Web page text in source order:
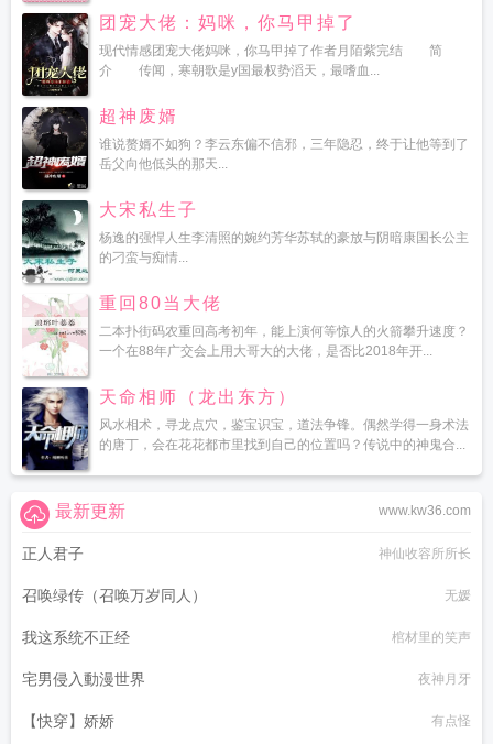
团宠大佬：妈咪，你马甲掉了
现代情感团宠大佬妈咪，你马甲掉了作者月陌紫完结 简
介 传闻，寒朝歌是y国最权势滔天，最嗜血...
超神废婿
谁说赘婿不如狗？李云东偏不信邪，三年隐忍，终于让他等到了
岳父向他低头的那天...
大宋私生子
杨逸的强悍人生李清照的婉约芳华苏轼的豪放与阴暗康国长公主
的刁蛮与痴情...
重回80当大佬
二本扑街码农重回高考初年，能上演何等惊人的火箭攀升速度？
一个在88年广交会上用大哥大的大佬，是否比2018年开...
天命相师（龙出东方）
风水相术，寻龙点穴，鉴宝识宝，道法争锋。偶然学得一身术法
的唐丁，会在花花都市里找到自己的位置吗？传说中的神鬼合...
www.kw36.com
最新更新
正人君子 神仙收容所所长
召唤绿传（召唤万岁同人） 无媛
我这系统不正经 棺材里的笑声
宅男侵入動漫世界 夜神月牙
【快穿】娇娇 有点怪